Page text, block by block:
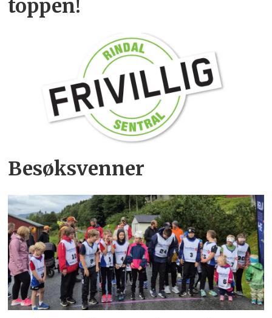
toppen!
Besøksvenner